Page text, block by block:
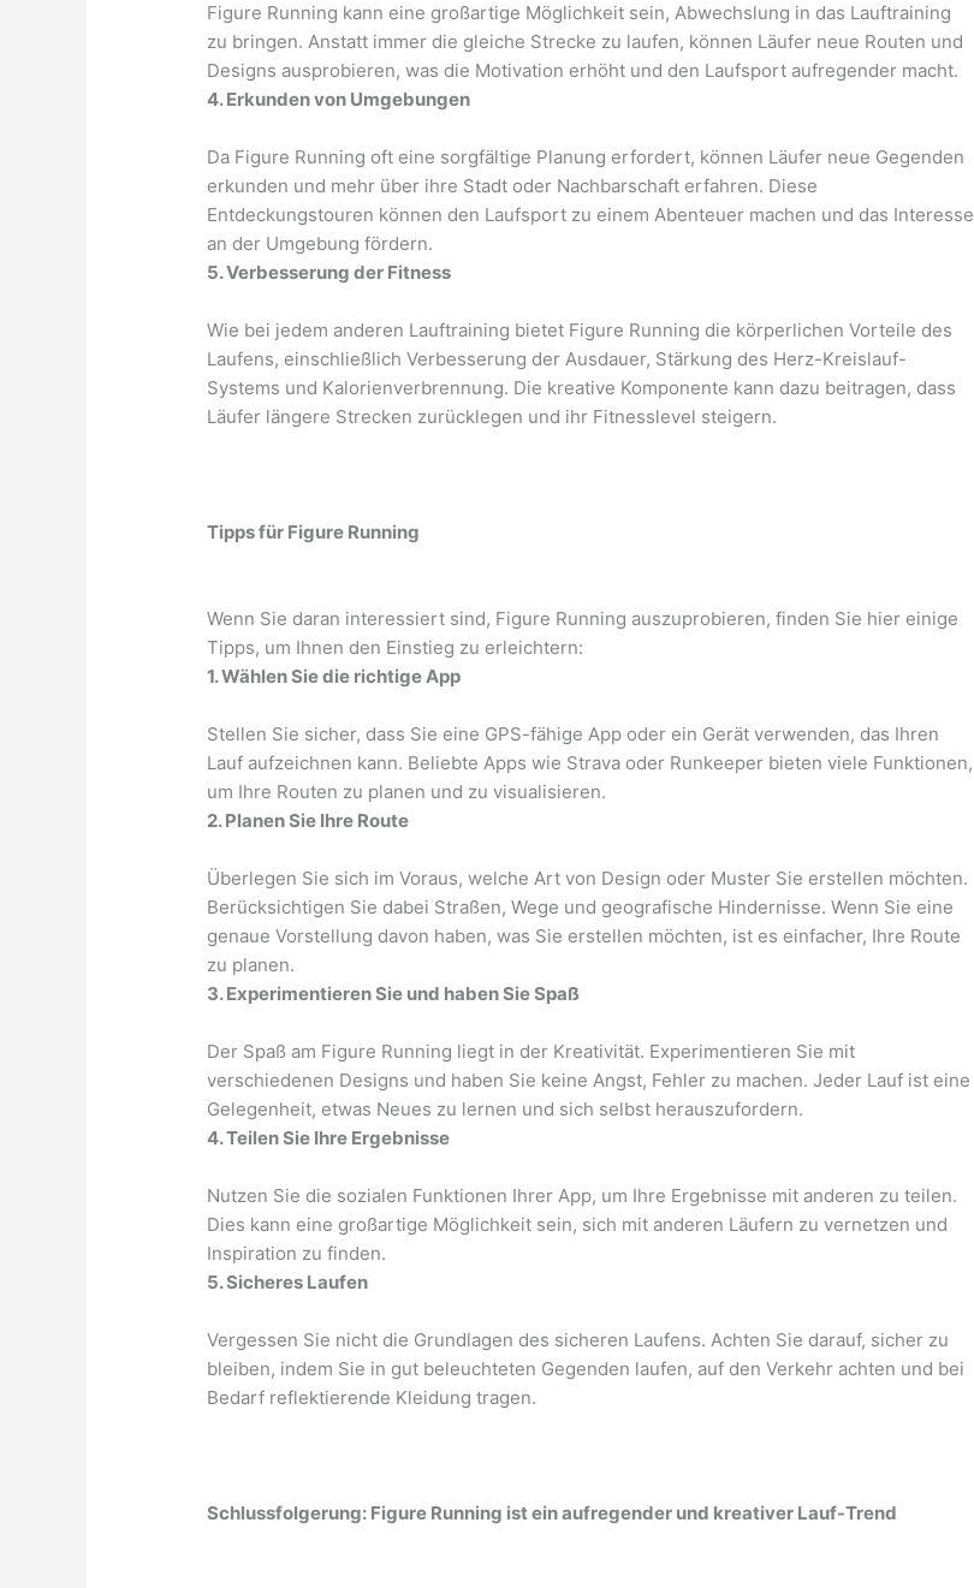
Figure Running kann eine großartige Möglichkeit sein, Abwechslung in das Lauftraining
zu bringen. Anstatt immer die gleiche Strecke zu laufen, können Läufer neue Routen und
Designs ausprobieren, was die Motivation erhöht und den Laufsport aufregender macht.
4. Erkunden von Umgebungen
Da Figure Running oft eine sorgfältige Planung erfordert, können Läufer neue Gegenden
erkunden und mehr über ihre Stadt oder Nachbarschaft erfahren. Diese
Entdeckungstouren können den Laufsport zu einem Abenteuer machen und das Interesse
an der Umgebung fördern.
5. Verbesserung der Fitness
Wie bei jedem anderen Lauftraining bietet Figure Running die körperlichen Vorteile des
Laufens, einschließlich Verbesserung der Ausdauer, Stärkung des Herz-Kreislauf-
Systems und Kalorienverbrennung. Die kreative Komponente kann dazu beitragen, dass
Läufer längere Strecken zurücklegen und ihr Fitnesslevel steigern.
Tipps für Figure Running
Wenn Sie daran interessiert sind, Figure Running auszuprobieren, finden Sie hier einige
Tipps, um Ihnen den Einstieg zu erleichtern:
1. Wählen Sie die richtige App
Stellen Sie sicher, dass Sie eine GPS-fähige App oder ein Gerät verwenden, das Ihren
Lauf aufzeichnen kann. Beliebte Apps wie Strava oder Runkeeper bieten viele Funktionen,
um Ihre Routen zu planen und zu visualisieren.
2. Planen Sie Ihre Route
Überlegen Sie sich im Voraus, welche Art von Design oder Muster Sie erstellen möchten.
Berücksichtigen Sie dabei Straßen, Wege und geografische Hindernisse. Wenn Sie eine
genaue Vorstellung davon haben, was Sie erstellen möchten, ist es einfacher, Ihre Route
zu planen.
3. Experimentieren Sie und haben Sie Spaß
Der Spaß am Figure Running liegt in der Kreativität. Experimentieren Sie mit
verschiedenen Designs und haben Sie keine Angst, Fehler zu machen. Jeder Lauf ist eine
Gelegenheit, etwas Neues zu lernen und sich selbst herauszufordern.
4. Teilen Sie Ihre Ergebnisse
Nutzen Sie die sozialen Funktionen Ihrer App, um Ihre Ergebnisse mit anderen zu teilen.
Dies kann eine großartige Möglichkeit sein, sich mit anderen Läufern zu vernetzen und
Inspiration zu finden.
5. Sicheres Laufen
Vergessen Sie nicht die Grundlagen des sicheren Laufens. Achten Sie darauf, sicher zu
bleiben, indem Sie in gut beleuchteten Gegenden laufen, auf den Verkehr achten und bei
Bedarf reflektierende Kleidung tragen.
Schlussfolgerung: Figure Running ist ein aufregender und kreativer Lauf-Trend